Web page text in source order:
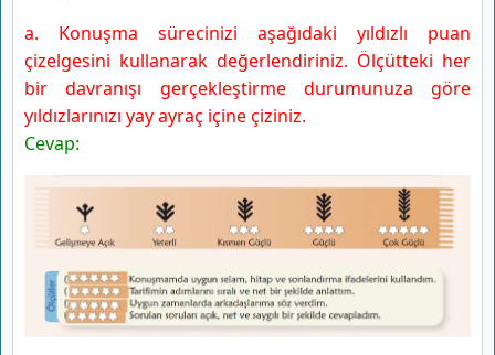
a. Konuşma sürecinizi aşağıdaki yıldızlı puan
çizelgesini kullanarak değerlendiriniz. Ölçütteki her
bir davranışı gerçekleştirme durumunuza göre
yıldızlarınızı yay ayraç içine çiziniz.
Cevap: